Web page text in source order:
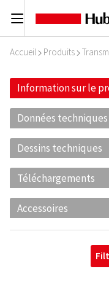
C
Accueil I Produits I
Information sur le
Données techniques
Dessins techniques
Téléchargements
Accessoires